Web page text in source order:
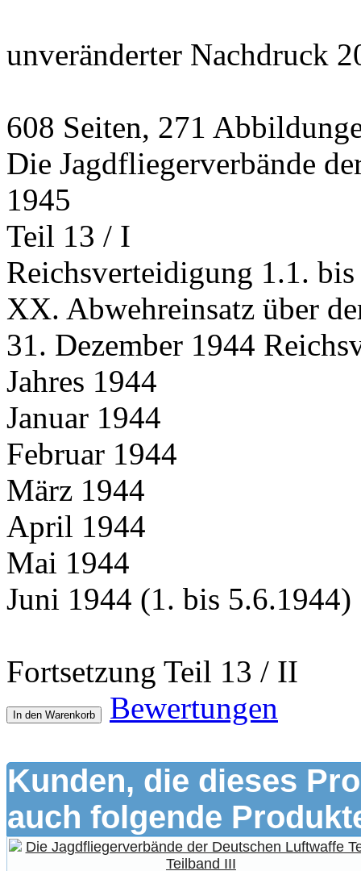
unveränderter Nachdruck
608 Seiten, 271
Die Jagdfliegerverbände
1945
Teil 13 / I
Reichsverteidigung 1.1.
XX. Abwehreinsatz über
31. Dezember 1944
Jahres 1944
Januar 1944
Februar 1944
März 1944
April 1944
Mai 1944
Juni 1944 (1. bis 5.6.1944)
Fortsetzung Teil 13 / II
In den Warenkorb Bewertungen
Kunden, die dieses
auch folgende